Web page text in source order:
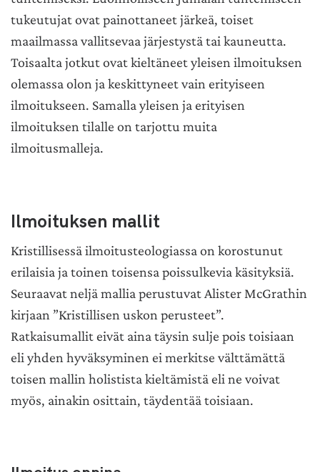
tukeutujat ovat painottaneet järkeä, toiset
maailmassa vallitsevaa järjestystä tai kauneutta.
Toisaalta jotkut ovat kieltäneet yleisen ilmoituksen
olemassa olon ja keskittyneet vain erityiseen
ilmoitukseen. Samalla yleisen ja erityisen
ilmoituksen tilalle on tarjottu muita
ilmoitusmalleja.
Ilmoituksen mallit
Kristillisessä ilmoitusteologiassa on korostunut
erilaisia ja toinen toisensa poissulkevia käsityksiä.
Seuraavat neljä mallia perustuvat Alister McGrathin
kirjaan ”Kristillisen uskon perusteet”.
Ratkaisumallit eivät aina täysin sulje pois toisiaan
eli yhden hyväksyminen ei merkitse välttämättä
toisen mallin holistista kieltämistä eli ne voivat
myös, ainakin osittain, täydentää toisiaan.